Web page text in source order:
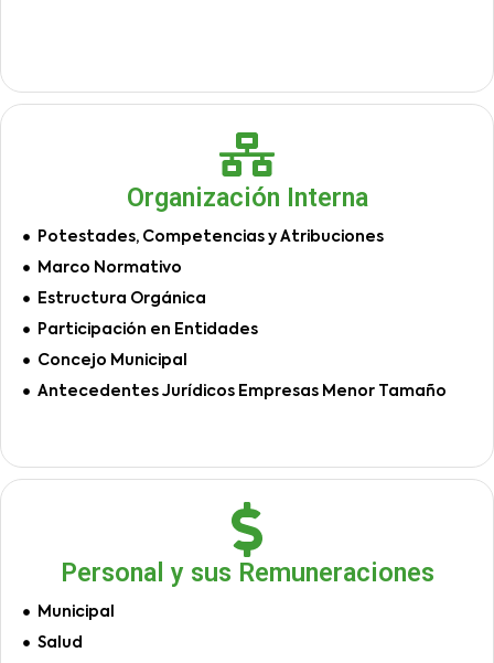
Organización Interna
Potestades, Competencias y Atribuciones
Marco Normativo
Estructura Orgánica
Participación en Entidades
Concejo Municipal
Antecedentes Jurídicos Empresas Menor Tamaño
Personal y sus Remuneraciones
Municipal
Salud